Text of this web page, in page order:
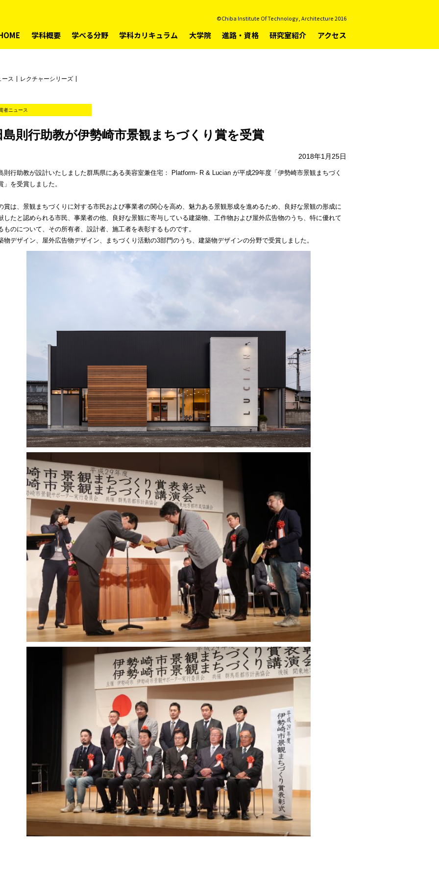
©Chiba Institute Of Technology, Architecture 2016
学科概要 学べる分野 学科カリキュラム 大学院 進路・資格 研究室紹介 アクセス
ース レクチャーシリーズ
者ニュース
島則行助教が伊勢崎市景観まちづくり賞を受賞
2018年1月25日
則行助教が設計いたしました群馬県にある美容室兼住宅： Platform- R & Lucian が平成29年度「伊勢崎市景観まちづく
」を受賞しました。
賞は、景観まちづくりに対する市民および事業者の関心を高め、魅力ある景観形成を進めるため、良好な景観の形成に
したと認められる市民、事業者の他、良好な景観に寄与している建築物、工作物および屋外広告物のうち、特に優れて
ものについて、その所有者、設計者、施工者を表彰するものです。
物デザイン、屋外広告物デザイン、まちづくり活動の3部門のうち、建築物デザインの分野で受賞しました。